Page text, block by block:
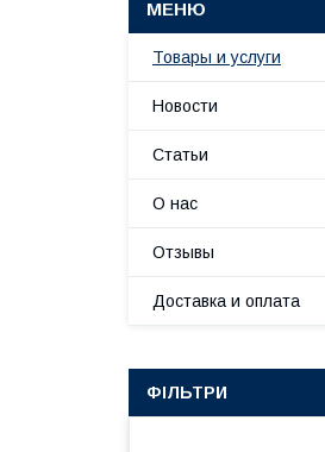
Товары и услуги
Новости
Статьи
О нас
Отзывы
Доставка и оплата
ФІЛЬТРИ